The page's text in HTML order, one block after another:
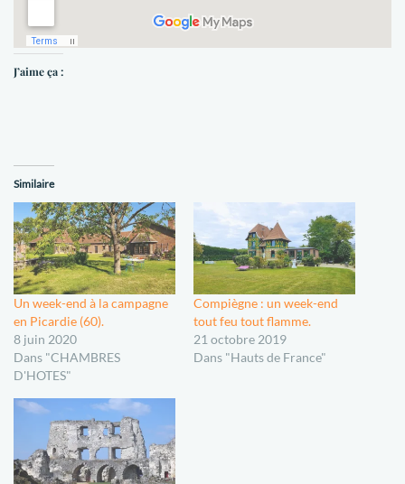
J’aime ça :
Similaire
Un week-end à la campagne
en Picardie (60).
8 juin 2020
Dans "CHAMBRES
D'HOTES"
Compiègne : un week-end
tout feu tout flamme.
21 octobre 2019
Dans "Hauts de France"